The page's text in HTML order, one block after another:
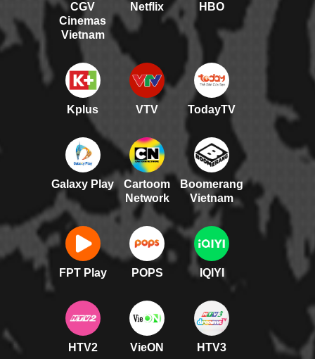
CGV
Cinemas
Vietnam
Netflix HBO
Kplus VTV TodayTV
Galaxy Play
Cartoom
Network
Boomerang
Vietnam
FPT Play POPS IQIYI
HTV2 VieON HTV3